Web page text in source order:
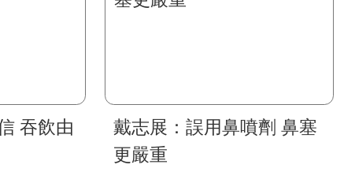
吞飲由
戴志展：誤用鼻噴劑 鼻塞
更嚴重